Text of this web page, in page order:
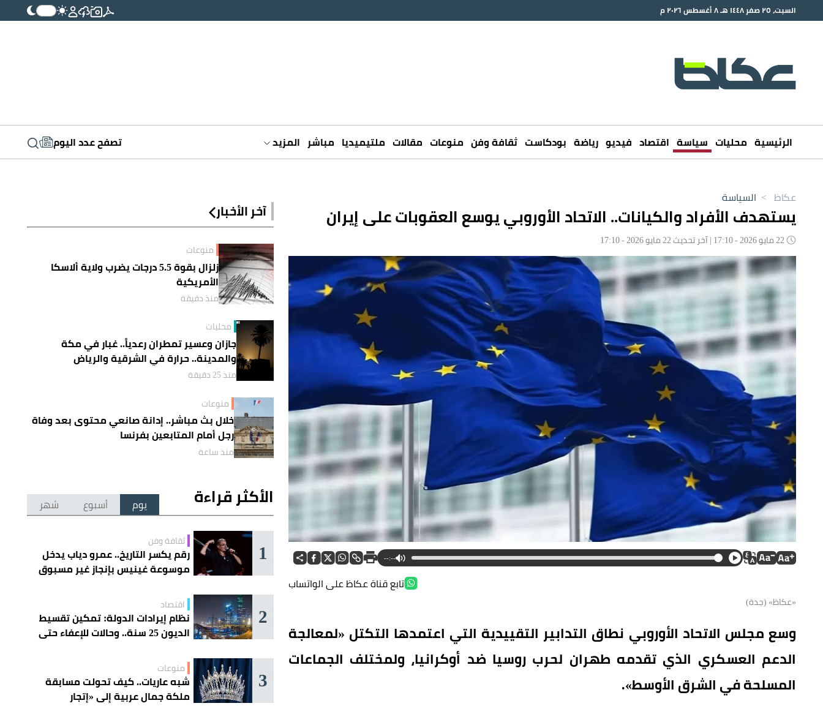
السبت، ٢٥ صفر ١٤٤٨ هـ ٨ أغسطس ٢٠٢٦ م
الرئيسية محليات سياسة اقتصاد فيديو رياضة بودكاست ثقافة وفن منوعات مقالات ملتيميديا مباشر المزيد تصفح عدد اليوم
عكاظ > السياسة
يستهدف الأفراد والكيانات.. الاتحاد الأوروبي يوسع العقوبات على إيران
--:--
تابع قناة عكاظ على الواتساب
«عكاظ» (جدة)
وسع مجلس الاتحاد الأوروبي نطاق التدابير التقييدية التي اعتمدها التكتل «لمعالجة
الدعم العسكري الذي تقدمه طهران لحرب روسيا ضد أوكرانيا، ولمختلف الجماعات
المسلحة في الشرق الأوسط».
آخر الأخبار
منوعات
زلزال بقوة 5.5 درجات يضرب ولاية ألاسكا
الأمريكية
منذ دقيقة
محليات
جازان وعسير تمطران رعدياً.. غبار في مكة
والمدينة.. حرارة في الشرقية والرياض
منذ 25 دقيقة
منوعات
خلال بث مباشر.. إدانة صانعي محتوى بعد وفاة
رجل أمام المتابعين بفرنسا
منذ ساعة
الأكثر قراءة يوم أسبوع شهر
1 ثقافة وفن
رقم يكسر التاريخ.. عمرو دياب يدخل
موسوعة غينيس بإنجاز غير مسبوق
2 اقتصاد
نظام إيرادات الدولة: تمكين تقسيط
الديون 25 سنة.. وحالات للإعفاء حتى
3 منوعات
شبه عاريات.. كيف تحولت مسابقة
ملكة جمال عربية إلى «إتجار